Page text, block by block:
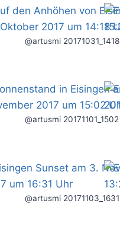
@artusmi 20171031_1418
@artusmi 20171101_1502
@artusmi 20171103_1631